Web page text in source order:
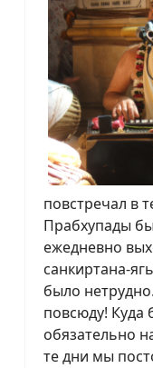
повстречал в
Прабхупады
ежедневно
санкиртана-
было
повсюду!
обязательно
те дни мы